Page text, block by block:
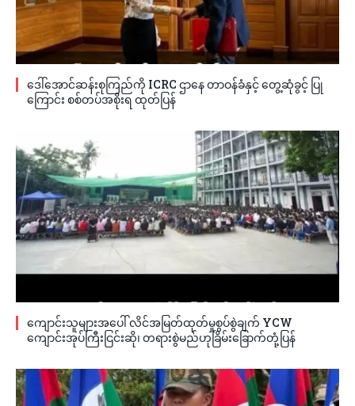
ဒေါ်အောင်ဆန်းစုကြည်ကို ICRC ဌာနေ တာဝန်ခံနှင့် တွေ့ဆုံခွင့် ပြု
ကြောင်း စစ်တပ်အစိုးရ ထုတ်ပြန်
ကျောင်းသူများအပေါ် လိင်အမြတ်ထုတ်မှုစွပ်စွဲချက် YCW
ကျောင်းအုပ်ကြီးငြင်းဆို၊ တရားစွဲမည်ဟုခြိမ်းခြောက်တုံ့ပြန်